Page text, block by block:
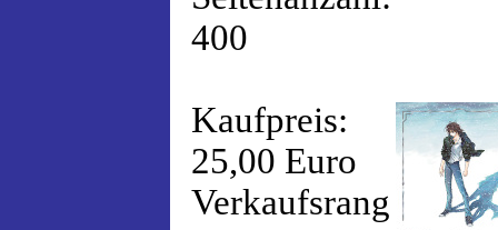
400
Kaufpreis:
25,00 Euro
Verkaufsrang